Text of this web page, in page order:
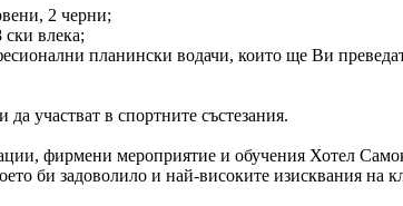
2 черни;
влека;
планински водачи, които ще Ви
участват в спортните състезания.
фирмени мероприятие и обучения Хотел
би задоволило и най-високите изисквания